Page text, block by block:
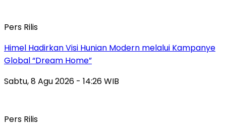
Pers Rilis
Himel Hadirkan Visi Hunian Modern melalui Kampanye
Global “Dream Home”
Sabtu, 8 Agu 2026 - 14:26 WIB
Pers Rilis